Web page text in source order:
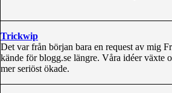
Trickwip
Det var från början bara en request av mig
kände för blogg.se längre. Våra idéer växte
mer seriöst ökade.